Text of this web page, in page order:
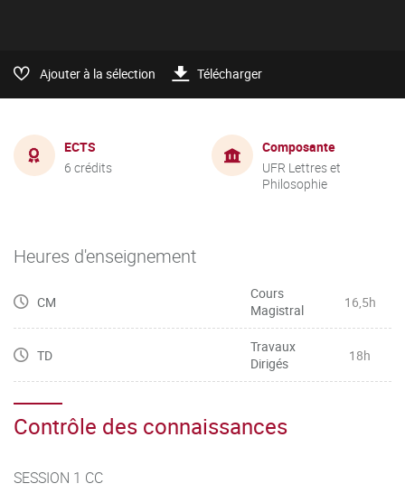
Ajouter à la sélection Télécharger
ECTS
6 crédits
Composante
UFR Lettres et
Philosophie
Heures d'enseignement
CM
Cours
Magistral
16,5h
TD
Travaux
Dirigés
18h
Contrôle des connaissances
SESSION 1 CC